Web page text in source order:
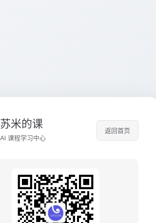
苏米的课
AI 课程学习中心
返回首页